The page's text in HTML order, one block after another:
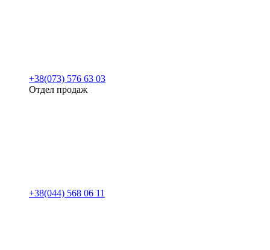
+38(073) 576 63 03
Отдел продаж
+38(044) 568 06 11